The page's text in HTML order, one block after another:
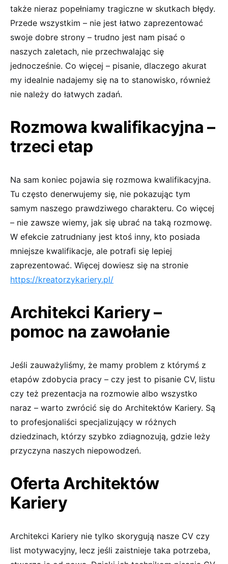
także nieraz popełniamy tragiczne w skutkach błędy.
Przede wszystkim – nie jest łatwo zaprezentować
swoje dobre strony – trudno jest nam pisać o
naszych zaletach, nie przechwalając się
jednocześnie. Co więcej – pisanie, dlaczego akurat
my idealnie nadajemy się na to stanowisko, również
nie należy do łatwych zadań.
Rozmowa kwalifikacyjna –
trzeci etap
Na sam koniec pojawia się rozmowa kwalifikacyjna.
Tu często denerwujemy się, nie pokazując tym
samym naszego prawdziwego charakteru. Co więcej
– nie zawsze wiemy, jak się ubrać na taką rozmowę.
W efekcie zatrudniany jest ktoś inny, kto posiada
mniejsze kwalifikacje, ale potrafi się lepiej
zaprezentować. Więcej dowiesz się na stronie
https://kreatorzykariery.pl/
Architekci Kariery –
pomoc na zawołanie
Jeśli zauważyliśmy, że mamy problem z którymś z
etapów zdobycia pracy – czy jest to pisanie CV, listu
czy też prezentacja na rozmowie albo wszystko
naraz – warto zwrócić się do Architektów Kariery. Są
to profesjonaliści specjalizujący w różnych
dziedzinach, którzy szybko zdiagnozują, gdzie leży
przyczyna naszych niepowodzeń.
Oferta Architektów
Kariery
Architekci Kariery nie tylko skorygują nasze CV czy
list motywacyjny, lecz jeśli zaistnieje taka potrzeba,